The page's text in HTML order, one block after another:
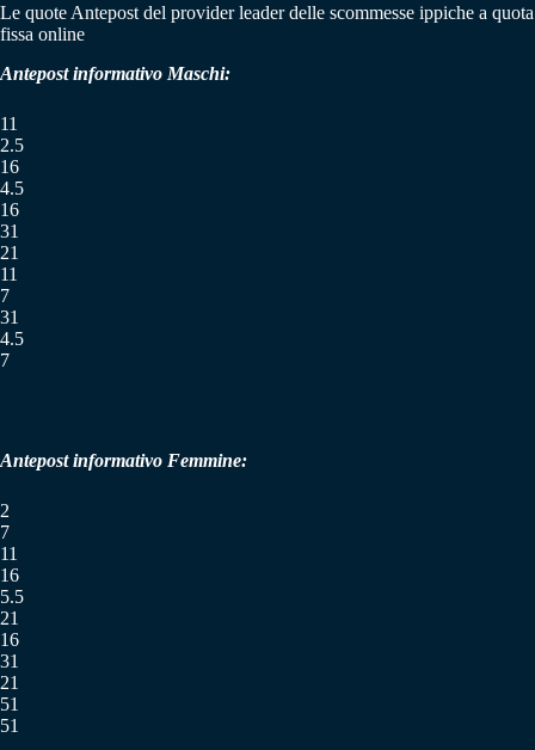
Le quote Antepost del provider leader delle scommesse ippiche a quota
fissa online
Antepost informativo Maschi:
11
2.5
16
4.5
16
31
21
11
7
31
4.5
7
Antepost informativo Femmine:
2
7
11
16
5.5
21
16
31
21
51
51